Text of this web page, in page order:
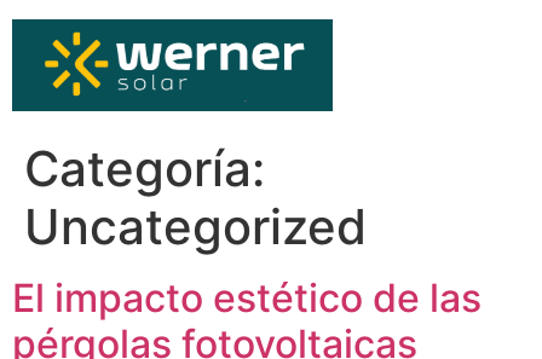
Categoría:
Uncategorized
El impacto estético de las
pérgolas fotovoltaicas